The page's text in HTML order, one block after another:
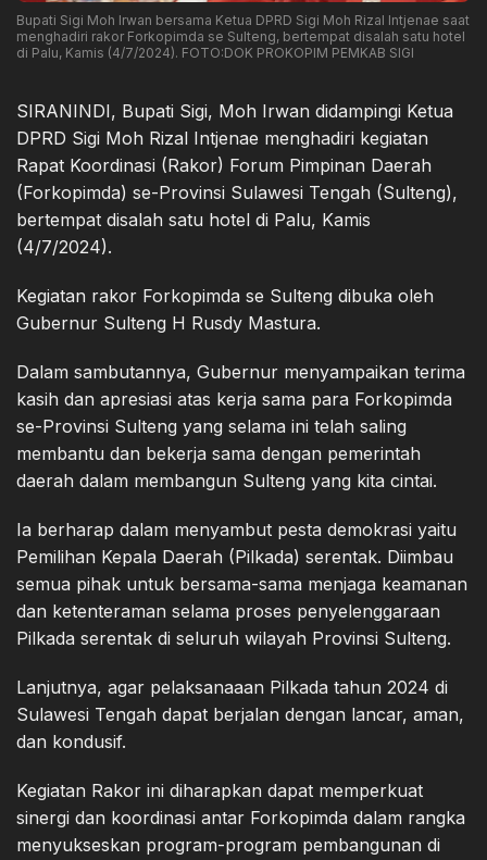
Bupati Sigi Moh Irwan bersama Ketua DPRD Sigi Moh Rizal Intjenae saat
menghadiri rakor Forkopimda se Sulteng, bertempat disalah satu hotel
di Palu, Kamis (4/7/2024). FOTO:DOK PROKOPIM PEMKAB SIGI
SIRANINDI, Bupati Sigi, Moh Irwan didampingi Ketua
DPRD Sigi Moh Rizal Intjenae menghadiri kegiatan
Rapat Koordinasi (Rakor) Forum Pimpinan Daerah
(Forkopimda) se-Provinsi Sulawesi Tengah (Sulteng),
bertempat disalah satu hotel di Palu, Kamis
(4/7/2024).
Kegiatan rakor Forkopimda se Sulteng dibuka oleh
Gubernur Sulteng H Rusdy Mastura.
Dalam sambutannya, Gubernur menyampaikan terima
kasih dan apresiasi atas kerja sama para Forkopimda
se-Provinsi Sulteng yang selama ini telah saling
membantu dan bekerja sama dengan pemerintah
daerah dalam membangun Sulteng yang kita cintai.
Ia berharap dalam menyambut pesta demokrasi yaitu
Pemilihan Kepala Daerah (Pilkada) serentak. Diimbau
semua pihak untuk bersama-sama menjaga keamanan
dan ketenteraman selama proses penyelenggaraan
Pilkada serentak di seluruh wilayah Provinsi Sulteng.
Lanjutnya, agar pelaksanaaan Pilkada tahun 2024 di
Sulawesi Tengah dapat berjalan dengan lancar, aman,
dan kondusif.
Kegiatan Rakor ini diharapkan dapat memperkuat
sinergi dan koordinasi antar Forkopimda dalam rangka
menyukseskan program-program pembangunan di